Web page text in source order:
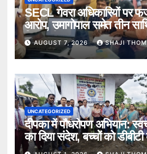
SECL गेवरा अधिकारियों पर
आरोप, उमागोपाल समेत तीन
गिरफ्तारी।
AUGUST 7, 2026 SHAJI
UNCATEGORIZED
दीपका में पौधरोपण अभियान:
का दिया संदेश, बच्चों को
बताए।